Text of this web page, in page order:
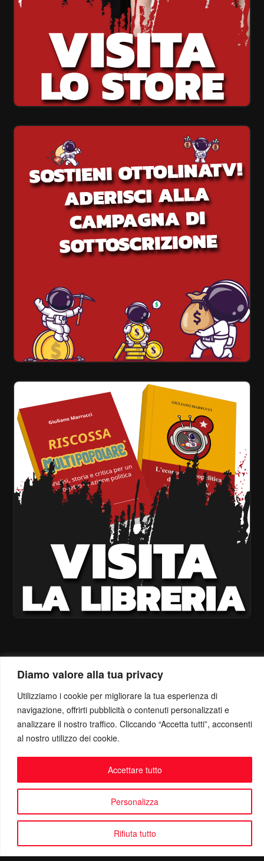
Diamo valore alla tua privacy
Utilizziamo i cookie per migliorare la tua esperienza di
navigazione, offrirti pubblicità o contenuti personalizzati e
analizzare il nostro traffico. Cliccando “Accetta tutti”, acconsenti
al nostro utilizzo dei cookie.
Personalizza
Rifiuta tutto
Accettare tutto